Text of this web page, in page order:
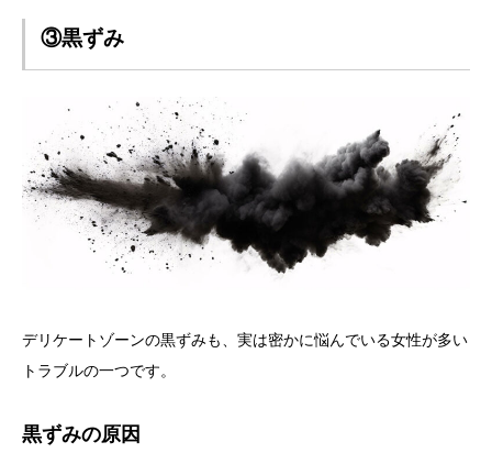
③黒ずみ
デリケートゾーンの黒ずみも、実は密かに悩んでいる女性が多い
トラブルの一つです。
黒ずみの原因